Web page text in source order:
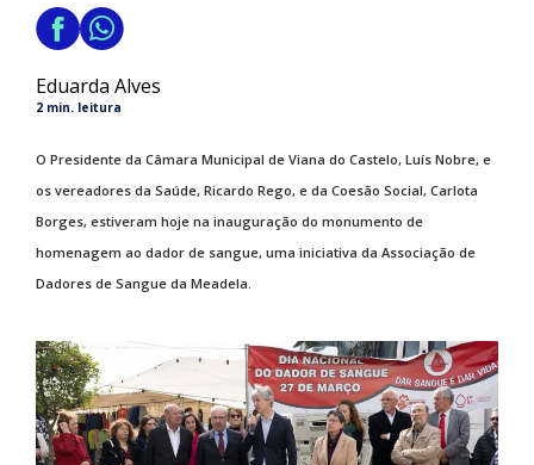
Eduarda Alves
2 min. leitura
O Presidente da Câmara Municipal de Viana do Castelo, Luís Nobre, e
os vereadores da Saúde, Ricardo Rego, e da Coesão Social, Carlota
Borges, estiveram hoje na inauguração do monumento de
homenagem ao dador de sangue, uma iniciativa da Associação de
Dadores de Sangue da Meadela.